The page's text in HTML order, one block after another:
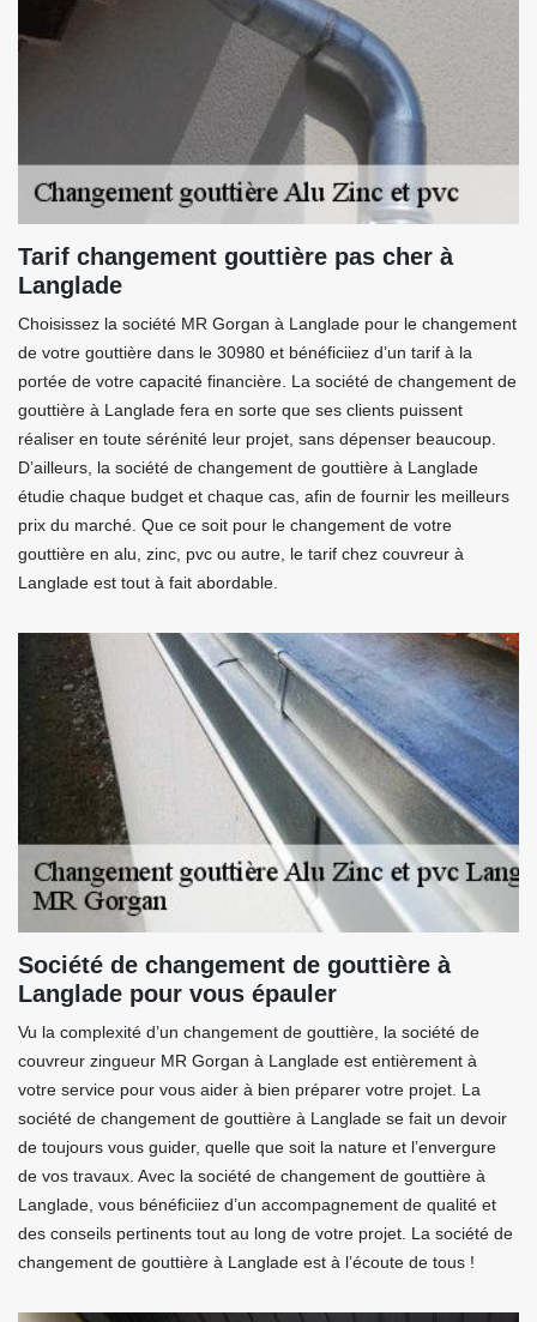
Tarif changement gouttière pas cher à
Langlade
Choisissez la société MR Gorgan à Langlade pour le changement
de votre gouttière dans le 30980 et bénéficiiez d’un tarif à la
portée de votre capacité financière. La société de changement de
gouttière à Langlade fera en sorte que ses clients puissent
réaliser en toute sérénité leur projet, sans dépenser beaucoup.
D’ailleurs, la société de changement de gouttière à Langlade
étudie chaque budget et chaque cas, afin de fournir les meilleurs
prix du marché. Que ce soit pour le changement de votre
gouttière en alu, zinc, pvc ou autre, le tarif chez couvreur à
Langlade est tout à fait abordable.
Société de changement de gouttière à
Langlade pour vous épauler
Vu la complexité d’un changement de gouttière, la société de
couvreur zingueur MR Gorgan à Langlade est entièrement à
votre service pour vous aider à bien préparer votre projet. La
société de changement de gouttière à Langlade se fait un devoir
de toujours vous guider, quelle que soit la nature et l’envergure
de vos travaux. Avec la société de changement de gouttière à
Langlade, vous bénéficiiez d’un accompagnement de qualité et
des conseils pertinents tout au long de votre projet. La société de
changement de gouttière à Langlade est à l’écoute de tous !